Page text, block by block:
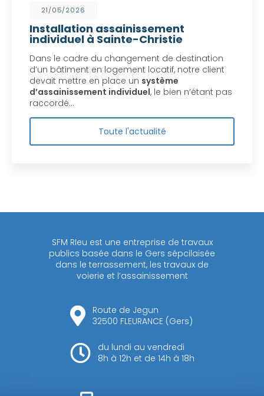
21/05/2026
Installation assainissement
individuel à Sainte-Christie
Dans le cadre du changement de destination
d’un bâtiment en logement locatif, notre client
devait mettre en place un système
d’assainissement individuel, le bien n’étant pas
raccordé…
Toute l'actualité
SFM RIeu est une entreprise de travaux
publics basée dans le Gers sépcilaisée
dans le terrassement, les travaux de
voierie et l’assainissement
Route de Jegun
32500 FLEURANCE (Gers)
du lundi au vendredi
8h à 12h et de 14h à 18h